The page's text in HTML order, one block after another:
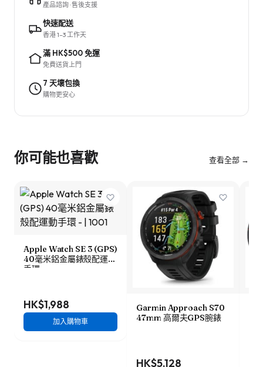
產品諮詢 · 售後支援
快速配送
香港 1–3 工作天
滿 HK$500 免運
免費送貨上門
7 天壞包換
購物更安心
你可能也喜歡 查看全部 →
Apple Watch SE 3 (GPS)
40毫米鋁金屬錶殼配運動
手環
HK$1,988
加入購物車
Garmin Approach S70
47mm 高爾夫GPS腕錶
HK$5,128